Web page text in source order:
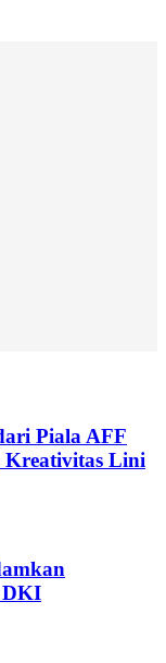
Piala AFF
Kreativitas Lini
DKI